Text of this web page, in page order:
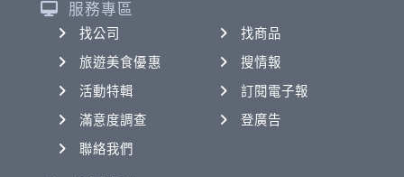
服務專區
找公司
找商品
旅遊美食優惠
搜情報
活動特輯
訂閱電子報
滿意度調查
登廣告
聯絡我們